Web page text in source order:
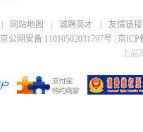
网站地图 诚聘英才
友情链接
京公网安备 11010502031797号
京ICP
上品